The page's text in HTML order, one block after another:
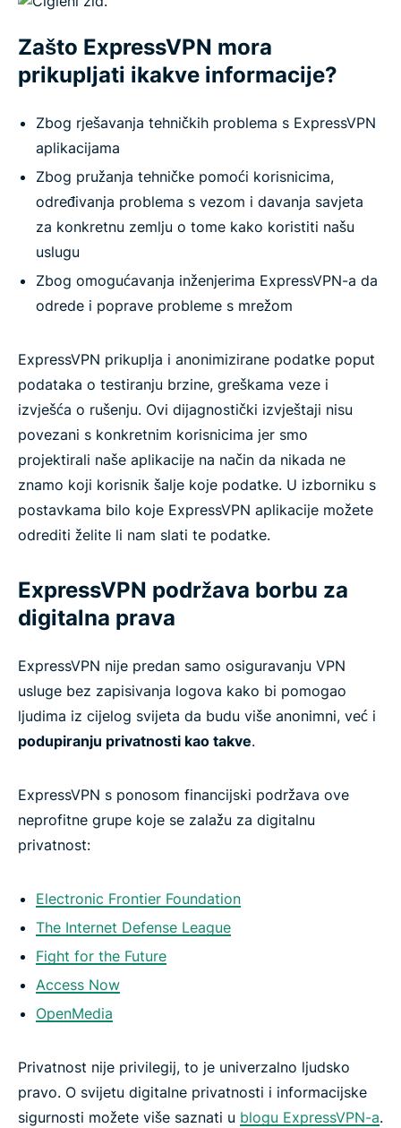
Zašto ExpressVPN mora
prikupljati ikakve informacije?
Zbog rješavanja tehničkih problema s ExpressVPN
aplikacijama
Zbog pružanja tehničke pomoći korisnicima,
određivanja problema s vezom i davanja savjeta
za konkretnu zemlju o tome kako koristiti našu
uslugu
Zbog omogućavanja inženjerima ExpressVPN-a da
odrede i poprave probleme s mrežom
ExpressVPN prikuplja i anonimizirane podatke poput
podataka o testiranju brzine, greškama veze i
izvješća o rušenju. Ovi dijagnostički izvještaji nisu
povezani s konkretnim korisnicima jer smo
projektirali naše aplikacije na način da nikada ne
znamo koji korisnik šalje koje podatke. U izborniku s
postavkama bilo koje ExpressVPN aplikacije možete
odrediti želite li nam slati te podatke.
ExpressVPN podržava borbu za
digitalna prava
ExpressVPN nije predan samo osiguravanju VPN
usluge bez zapisivanja logova kako bi pomogao
ljudima iz cijelog svijeta da budu više anonimni, već i
podupiranju privatnosti kao takve.
ExpressVPN s ponosom financijski podržava ove
neprofitne grupe koje se zalažu za digitalnu
privatnost:
Electronic Frontier Foundation
The Internet Defense League
Fight for the Future
Access Now
OpenMedia
Privatnost nije privilegij, to je univerzalno ljudsko
pravo. O svijetu digitalne privatnosti i informacijske
sigurnosti možete više saznati u blogu ExpressVPN-a.